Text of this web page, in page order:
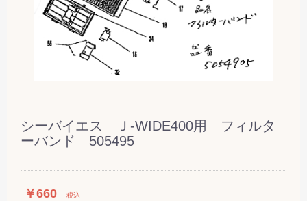
シーバイエス Ｊ-WIDE400用 フィルタ
ーバンド 505495
￥660 税込